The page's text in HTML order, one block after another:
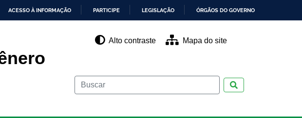
ACESSO À INFORMAÇÃO PARTICIPE LEGISLAÇÃO ÓRGÃOS DO GOVERNO
Alto contraste Mapa do site